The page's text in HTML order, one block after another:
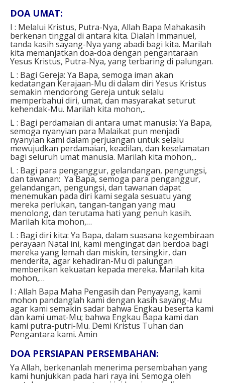
DOA UMAT:
I : Melalui Kristus, Putra-Nya, Allah Bapa Mahakasih
berkenan tinggal di antara kita. Dialah Immanuel,
tanda kasih sayang-Nya yang abadi bagi kita. Marilah
kita memanjatkan doa-doa dengan pengantaraan
Yesus Kristus, Putra-Nya, yang terbaring di palungan.
L : Bagi Gereja: Ya Bapa, semoga iman akan
kedatangan Kerajaan-Mu di dalam diri Yesus Kristus
semakin mendorong Gereja untuk selalu
memperbahui diri, umat, dan masyarakat seturut
kehendak-Mu. Marilah kita mohon,..
L : Bagi perdamaian di antara umat manusia: Ya Bapa,
semoga nyanyian para Malaikat pun menjadi
nyanyian kami dalam perjuangan untuk selalu
mewujudkan perdamaian, keadilan, dan keselamatan
bagi seluruh umat manusia. Marilah kita mohon,..
L : Bagi para penganggur, gelandangan, pengungsi,
dan tawanan: Ya Bapa, semoga para penganggur,
gelandangan, pengungsi, dan tawanan dapat
menemukan pada diri kami segala sesuatu yang
mereka perlukan, tangan-tangan yang mau
menolong, dan terutama hati yang penuh kasih.
Marilah kita mohon,…
L : Bagi diri kita: Ya Bapa, dalam suasana kegembiraan
perayaan Natal ini, kami mengingat dan berdoa bagi
mereka yang lemah dan miskin, tersingkir, dan
menderita, agar kehadiran-Mu di palungan
memberikan kekuatan kepada mereka.Marilah kita
mohon,…
I : Allah Bapa Maha Pengasih dan Penyayang, kami
mohon pandanglah kami dengan kasih sayang-Mu
agar kami semakin sadar bahwa Engkau beserta kami
dan kami umat-Mu; bahwa Engkau Bapa kami dan
kami putra-putri-Mu. Demi Kristus Tuhan dan
Pengantara kami. Amin
DOA PERSIAPAN PERSEMBAHAN:
Ya Allah, berkenanlah menerima persembahan yang
kami hunjukkan pada hari raya ini. Semoga oleh